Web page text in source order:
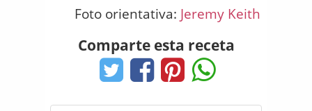
Foto orientativa: Jeremy Keith
Comparte esta receta